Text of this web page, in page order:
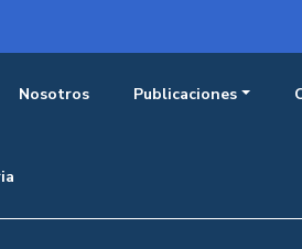
Nosotros Publicaciones